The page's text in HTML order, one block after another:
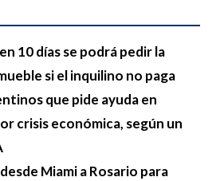
10 días se podrá pedir la
si el inquilino no paga
que pide ayuda en
crisis económica, según un
Miami a Rosario para